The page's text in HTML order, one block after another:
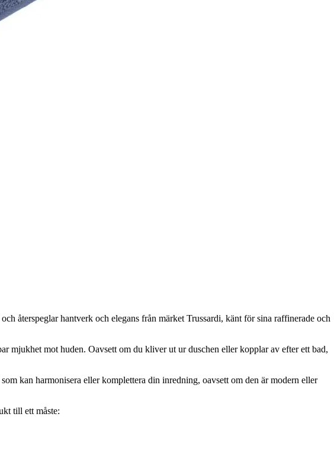
återspeglar hantverk och elegans från märket Trussardi, känt för sina raffinerade och
mjukhet mot huden. Oavsett om du kliver ut ur duschen eller kopplar av efter ett bad,
kan harmonisera eller komplettera din inredning, oavsett om den är modern eller
till ett måste: